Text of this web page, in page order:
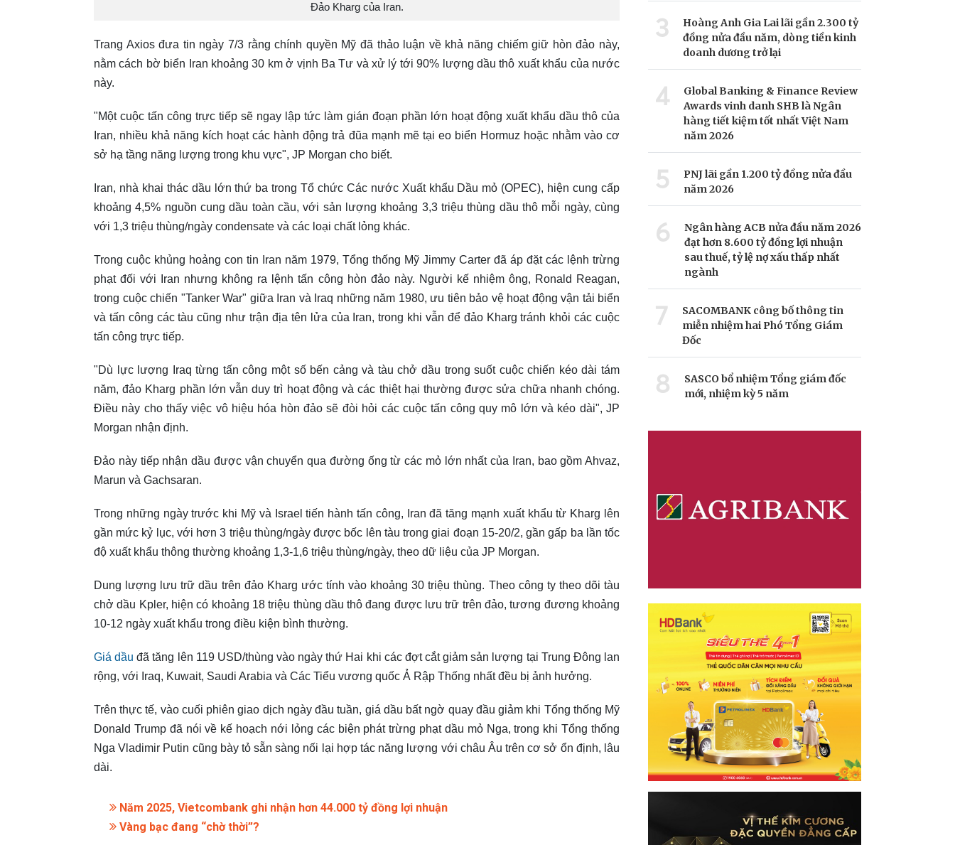
Đảo Kharg của Iran.
Trang Axios đưa tin ngày 7/3 rằng chính quyền Mỹ đã thảo luận về khả năng chiếm giữ hòn đảo này,
nằm cách bờ biển Iran khoảng 30 km ở vịnh Ba Tư và xử lý tới 90% lượng dầu thô xuất khẩu của nước
này.
"Một cuộc tấn công trực tiếp sẽ ngay lập tức làm gián đoạn phần lớn hoạt động xuất khẩu dầu thô của
Iran, nhiều khả năng kích hoạt các hành động trả đũa mạnh mẽ tại eo biển Hormuz hoặc nhằm vào cơ
sở hạ tầng năng lượng trong khu vực", JP Morgan cho biết.
Iran, nhà khai thác dầu lớn thứ ba trong Tổ chức Các nước Xuất khẩu Dầu mỏ (OPEC), hiện cung cấp
khoảng 4,5% nguồn cung dầu toàn cầu, với sản lượng khoảng 3,3 triệu thùng dầu thô mỗi ngày, cùng
với 1,3 triệu thùng/ngày condensate và các loại chất lỏng khác.
Trong cuộc khủng hoảng con tin Iran năm 1979, Tổng thống Mỹ Jimmy Carter đã áp đặt các lệnh trừng
phạt đối với Iran nhưng không ra lệnh tấn công hòn đảo này. Người kế nhiệm ông, Ronald Reagan,
trong cuộc chiến "Tanker War" giữa Iran và Iraq những năm 1980, ưu tiên bảo vệ hoạt động vận tải biển
và tấn công các tàu cũng như trận địa tên lửa của Iran, trong khi vẫn để đảo Kharg tránh khỏi các cuộc
tấn công trực tiếp.
"Dù lực lượng Iraq từng tấn công một số bến cảng và tàu chở dầu trong suốt cuộc chiến kéo dài tám
năm, đảo Kharg phần lớn vẫn duy trì hoạt động và các thiệt hại thường được sửa chữa nhanh chóng.
Điều này cho thấy việc vô hiệu hóa hòn đảo sẽ đòi hỏi các cuộc tấn công quy mô lớn và kéo dài", JP
Morgan nhận định.
Đảo này tiếp nhận dầu được vận chuyển qua đường ống từ các mỏ lớn nhất của Iran, bao gồm Ahvaz,
Marun và Gachsaran.
Trong những ngày trước khi Mỹ và Israel tiến hành tấn công, Iran đã tăng mạnh xuất khẩu từ Kharg lên
gần mức kỷ lục, với hơn 3 triệu thùng/ngày được bốc lên tàu trong giai đoạn 15-20/2, gần gấp ba lần tốc
độ xuất khẩu thông thường khoảng 1,3-1,6 triệu thùng/ngày, theo dữ liệu của JP Morgan.
Dung lượng lưu trữ dầu trên đảo Kharg ước tính vào khoảng 30 triệu thùng. Theo công ty theo dõi tàu
chở dầu Kpler, hiện có khoảng 18 triệu thùng dầu thô đang được lưu trữ trên đảo, tương đương khoảng
10-12 ngày xuất khẩu trong điều kiện bình thường.
Giá dầuđã tăng lên 119 USD/thùng vào ngày thứ Hai khi các đợt cắt giảm sản lượng tại Trung Đông lan
rộng, với Iraq, Kuwait, Saudi Arabia và Các Tiểu vương quốc Ả Rập Thống nhất đều bị ảnh hưởng.
Trên thực tế, vào cuối phiên giao dịch ngày đầu tuần, giá dầu bất ngờ quay đầu giảm khi Tổng thống Mỹ
Donald Trump đã nói về kế hoạch nới lỏng các biện phát trừng phạt dầu mỏ Nga, trong khi Tổng thống
Nga Vladimir Putin cũng bày tỏ sẵn sàng nối lại hợp tác năng lượng với châu Âu trên cơ sở ổn định, lâu
dài.
Năm 2025, Vietcombank ghi nhận hơn 44.000 tỷ đồng lợi nhuận
Vàng bạc đang “chờ thời”?
3
Hoàng Anh Gia Lai lãi gần 2.300 tỷ
đồng nửa đầu năm, dòng tiền kinh
doanh dương trở lại
4
Global Banking & Finance Review
Awards vinh danh SHB là Ngân
hàng tiết kiệm tốt nhất Việt Nam
năm 2026
5
PNJ lãi gần 1.200 tỷ đồng nửa đầu
năm 2026
6
Ngân hàng ACB nửa đầu năm 2026
đạt hơn 8.600 tỷ đồng lợi nhuận
sau thuế, tỷ lệ nợ xấu thấp nhất
ngành
7
SACOMBANK công bố thông tin
miễn nhiệm hai Phó Tổng Giám
Đốc
8
SASCO bổ nhiệm Tổng giám đốc
mới, nhiệm kỳ 5 năm